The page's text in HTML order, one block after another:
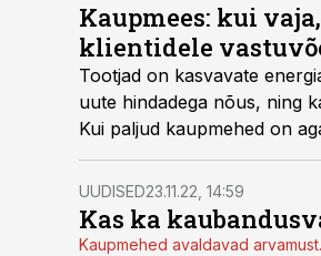
Kaupmees: kui
klientidele
Tootjad on kasvavate
uute hindadega nõus, ning
Kui paljud kaupmehed on
UUDISED23.11.22, 14:59
Kas ka
Kaupmehed avaldavad arvamust.